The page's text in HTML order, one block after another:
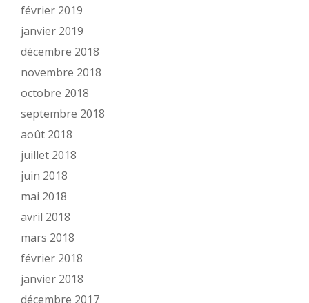
février 2019
janvier 2019
décembre 2018
novembre 2018
octobre 2018
septembre 2018
août 2018
juillet 2018
juin 2018
mai 2018
avril 2018
mars 2018
février 2018
janvier 2018
décembre 2017